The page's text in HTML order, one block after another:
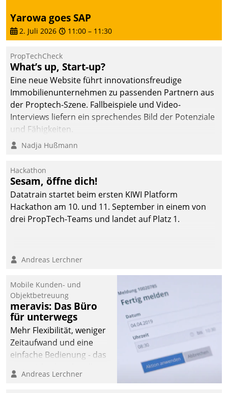
Yarowa goes SAP
2. Juli 2026 11:00 – 11:30
PropTechCheck
What’s up, Start-up?
Eine neue Website führt innovationsfreudige
Immobilienunternehmen zu passenden Partnern aus
der Proptech-Szene. Fallbeispiele und Video-
Interviews liefern ein sprechendes Bild der Potenziale
und Fähigkeiten.
Nadja Hußmann
Hackathon
Sesam, öffne dich!
Datatrain startet beim ersten KIWI Platform
Hackathon am 10. und 11. September in einem von
drei PropTech-Teams und landet auf Platz 1.
Andreas Lerchner
Mobile Kunden- und
Objektbetreuung
meravis: Das Büro
für unterwegs
Mehr Flexibilität, weniger
Zeitaufwand und eine
einfache Bedienung - das
Cockpit für mobile
Andreas Lerchner